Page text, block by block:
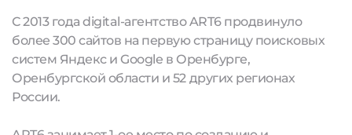
С 2013 года digital-агентство ART6 продвинуло
более 300 сайтов на первую страницу поисковых
систем Яндекс и Google в Оренбурге,
Оренбургской области и 52 других регионах
России.